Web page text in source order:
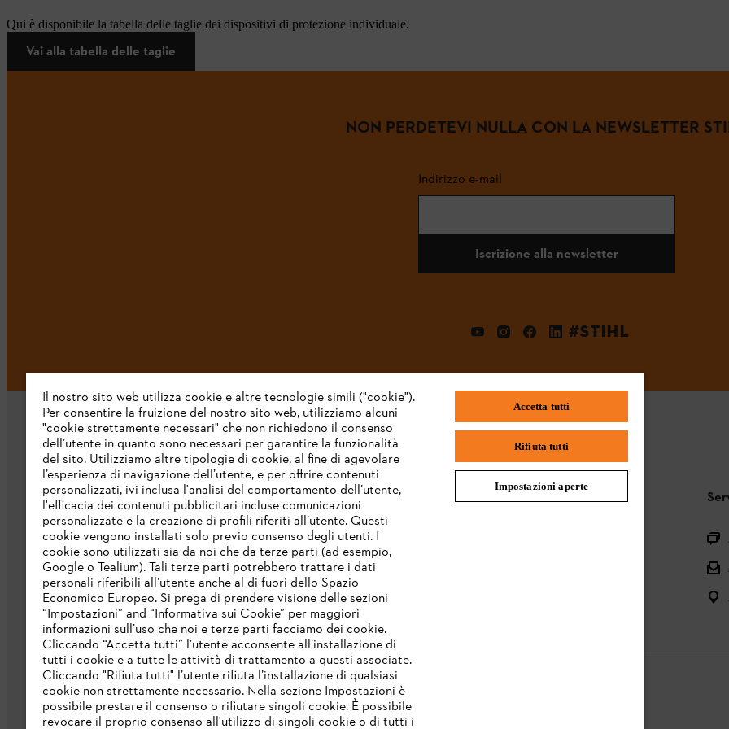
Qui è disponibile la tabella delle taglie dei dispositivi di protezione individuale.
Vai alla tabella delle taglie
NON PERDETEVI NULLA CON LA NEWSLETTER
Indirizzo e-mail
Iscrizione alla newsletter
#STIHL
L’azienda
Chi siamo
Scarica il catalogo
STIHL Integrity Line
STIHL FAQ
Termini e condizioni generali Privacy policy Note legali
Il nostro sito web utilizza cookie e altre tecnologie simili ("cookie").
Per consentire la fruizione del nostro sito web, utilizziamo alcuni
"cookie strettamente necessari" che non richiedono il consenso
dell’utente in quanto sono necessari per garantire la funzionalità
del sito. Utilizziamo altre tipologie di cookie, al fine di agevolare
l’esperienza di navigazione dell’utente, e per offrire contenuti
personalizzati, ivi inclusa l'analisi del comportamento dell’utente,
l'efficacia dei contenuti pubblicitari incluse comunicazioni
personalizzate e la creazione di profili riferiti all’utente. Questi
cookie vengono installati solo previo consenso degli utenti. I
cookie sono utilizzati sia da noi che da terze parti (ad esempio,
Google o Tealium). Tali terze parti potrebbero trattare i dati
personali riferibili all’utente anche al di fuori dello Spazio
Economico Europeo. Si prega di prendere visione delle sezioni
“Impostazioni” and “Informativa sui Cookie” per maggiori
informazioni sull’uso che noi e terze parti facciamo dei cookie.
Cliccando “Accetta tutti” l’utente acconsente all’installazione di
tutti i cookie e a tutte le attività di trattamento a questi associate.
Cliccando "Rifiuta tutti" l’utente rifiuta l’installazione di qualsiasi
cookie non strettamente necessario. Nella sezione Impostazioni è
possibile prestare il consenso o rifiutare singoli cookie. È possibile
revocare il proprio consenso all'utilizzo di singoli cookie o di tutti i
Accetta tutti
Rifiuta tutti
Impostazioni aperte